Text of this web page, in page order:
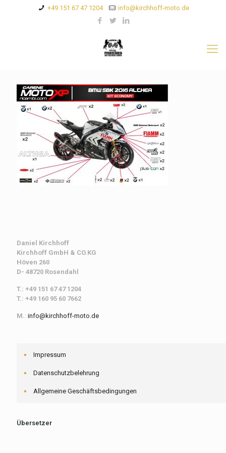
+49 151 67 47 1204 info@kirchhoff-moto.de
Daniel Kirchhoff
Kirchhoff GmbH & CO.KG
Höven 260
D- 48720 Rosendahl
T.: +49 151 67 47 1204
T.: +49 160 95 60 7662
M.: info@kirchhoff-moto.de
Impressum
Datenschutzbelehrung
Allgemeine Geschäftsbedingungen
Übersetzer